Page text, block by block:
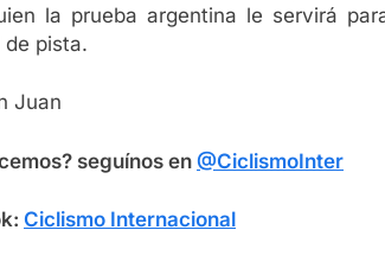
la prueba argentina le servirá
de pista.
Juan
seguínos en @CiclismoInter
Ciclismo Internacional